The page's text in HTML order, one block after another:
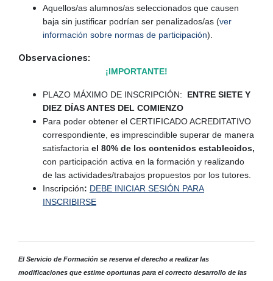
Aquellos/as alumnos/as seleccionados que causen
baja sin justificar podrían ser penalizados/as (ver
información sobre normas de participación).
Observaciones:
¡IMPORTANTE!
PLAZO MÁXIMO DE INSCRIPCIÓN:
ENTRE SIETE Y
DIEZ DÍAS ANTES DEL COMIENZO
Para poder obtener el CERTIFICADO ACREDITATIVO
correspondiente, es imprescindible superar de manera
satisfactoria el 80% de los contenidos establecidos,
con participación activa en la formación y realizando
de las actividades/trabajos propuestos por los tutores.
Inscripción: DEBE INICIAR SESIÓN PARA
INSCRIBIRSE
El Servicio de Formación se reserva el derecho a realizar las
modificaciones que estime oportunas para el correcto desarrollo de las